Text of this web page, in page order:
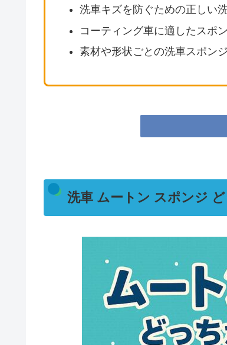
洗車キズを防ぐための正しい
コーティング車に適したスポ
素材や形状ごとの洗車スポン
洗車 ムートン スポンジ